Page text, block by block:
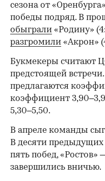
сезона от
победы подряд. В
обыграли «Родину»
разгромили «Акрон»
Букмекеры считают
предстоящей
предлагаются
коэффициент
5,30–5,50.
В апреле команды
В десяти
пять побед, «Ростов»
завершились вничью.